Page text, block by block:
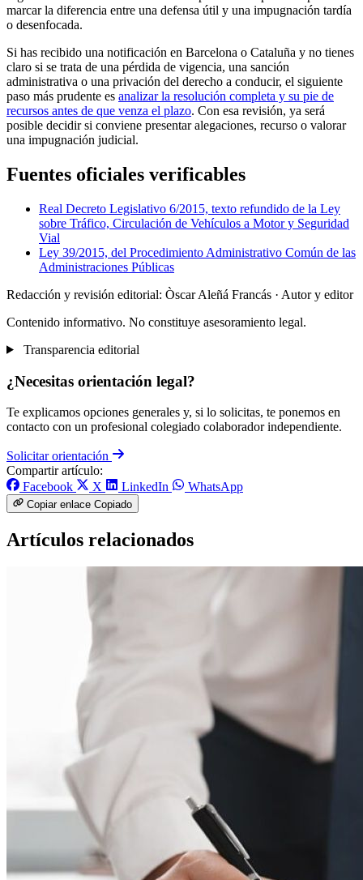
marcar la diferencia entre una defensa útil y una impugnación tardía
o desenfocada.
Si has recibido una notificación en Barcelona o Cataluña y no tienes
claro si se trata de una pérdida de vigencia, una sanción
administrativa o una privación del derecho a conducir, el siguiente
paso más prudente es analizar la resolución completa y su pie de
recursos antes de que venza el plazo. Con esa revisión, ya será
posible decidir si conviene presentar alegaciones, recurso o valorar
una impugnación judicial.
Fuentes oficiales verificables
Real Decreto Legislativo 6/2015, texto refundido de la Ley
sobre Tráfico, Circulación de Vehículos a Motor y Seguridad
Vial
Ley 39/2015, del Procedimiento Administrativo Común de las
Administraciones Públicas
Redacción y revisión editorial: Òscar Aleñá Francás · Autor y editor
Contenido informativo. No constituye asesoramiento legal.
Transparencia editorial
¿Necesitas orientación legal?
Te explicamos opciones generales y, si lo solicitas, te ponemos en
contacto con un profesional colegiado colaborador independiente.
Solicitar orientación
Compartir artículo:
Facebook
X LinkedIn WhatsApp
Copiar enlace Copiado
Artículos relacionados